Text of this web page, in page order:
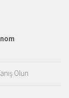
Olun